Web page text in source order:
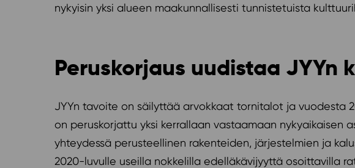
nykyisin yksi alueen maakunnallisesti tunnistetuista
Peruskorjaus uudistaa JYYn
JYYn tavoite on säilyttää arvokkaat tornitalot ja vuodesta
on peruskorjattu yksi kerrallaan vastaamaan nykyaikaisen
yhteydessä perusteellinen rakenteiden, järjestelmien ja
2020-luvulle useilla nokkelilla edelläkävijyyttä osoittavilla